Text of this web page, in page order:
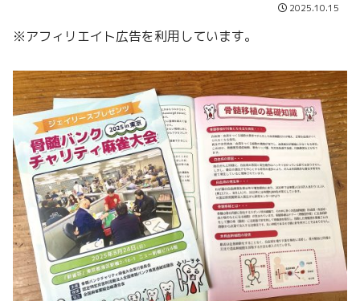
2025.10.15
※アフィリエイト広告を利用しています。